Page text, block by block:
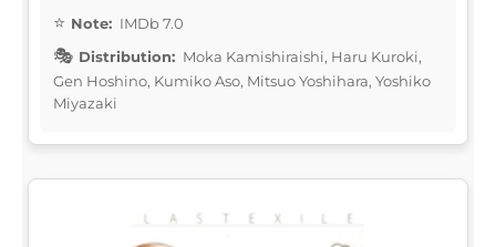
Note: IMDb 7.0
Distribution: Moka Kamishiraishi, Haru Kuroki,
Gen Hoshino, Kumiko Aso, Mitsuo Yoshihara, Yoshiko
Miyazaki